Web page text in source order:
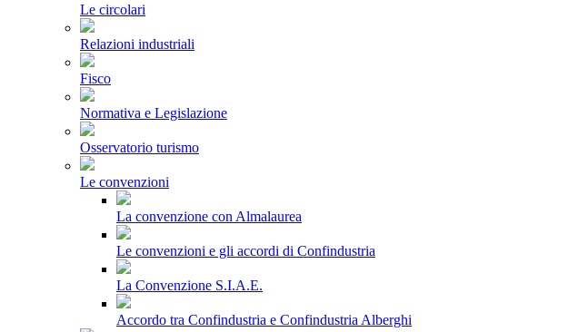
Le circolari
Relazioni industriali
Fisco
Normativa e Legislazione
Osservatorio turismo
Le convenzioni
La convenzione con Almalaurea
Le convenzioni e gli accordi di Confindustria
La Convenzione S.I.A.E.
Accordo tra Confindustria e Confindustria Alberghi